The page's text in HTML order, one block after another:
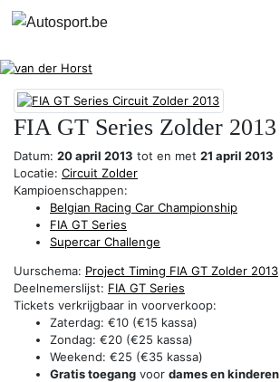
FIA GT Series Zolder 2013
Datum: 20 april 2013 tot en met 21 april 2013
Locatie: Circuit Zolder
Kampioenschappen:
Belgian Racing Car Championship
FIA GT Series
Supercar Challenge
Uurschema: Project Timing FIA GT Zolder 2013
Deelnemerslijst: FIA GT Series
Tickets verkrijgbaar in voorverkoop:
Zaterdag: €10 (€15 kassa)
Zondag: €20 (€25 kassa)
Weekend: €25 (€35 kassa)
Gratis toegang voor dames en kinderen